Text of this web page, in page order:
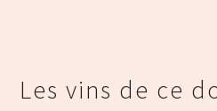
Les vins de ce